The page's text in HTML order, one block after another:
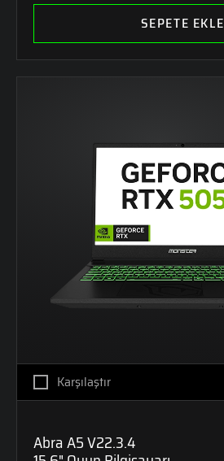
SEPETE EKLE
Karşılaştır
Abra A5 V22.3.4